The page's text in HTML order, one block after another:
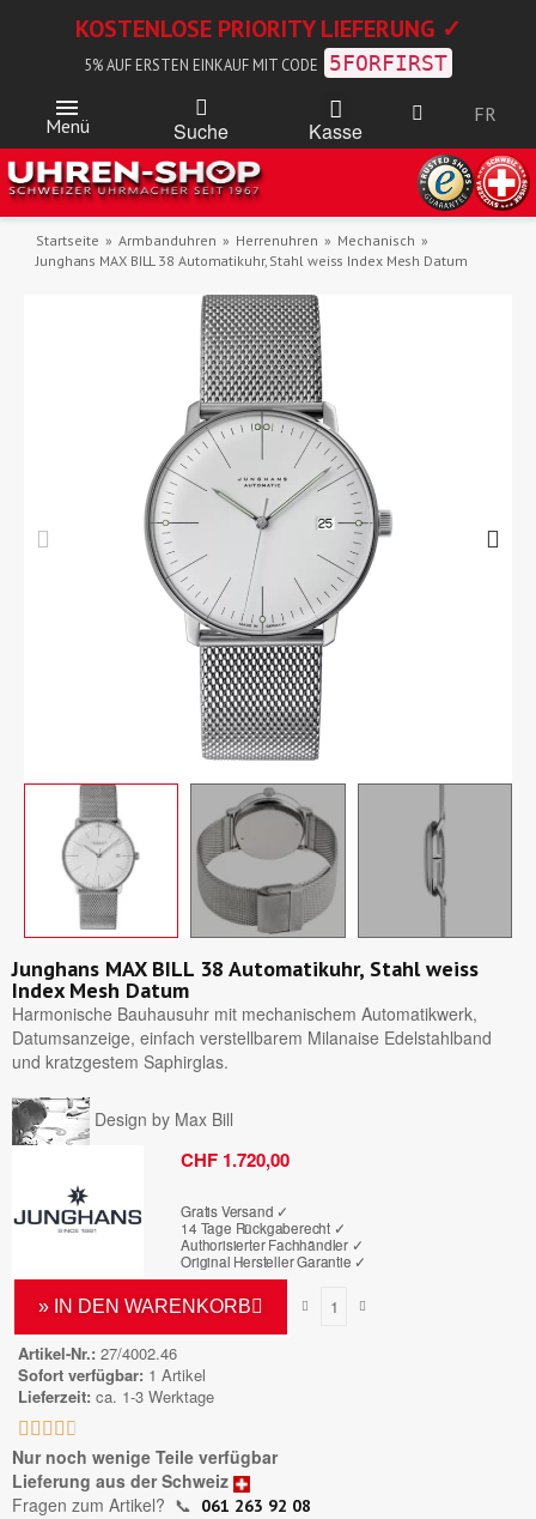
KOSTENLOSE PRIORITY LIEFERUNG ✓
5% AUF ERSTEN EINKAUF MIT CODE 5FORFIRST
Menü Suche Kasse
FR
Startseite Armbanduhren Herrenuhren
Mechanisch
Junghans MAX BILL 38 Automatikuhr, Stahl weiss Index Mesh Datum
Junghans MAX BILL 38 Automatikuhr, Stahl weiss
Index Mesh Datum
Harmonische Bauhausuhr mit mechanischem Automatikwerk,
Datumsanzeige, einfach verstellbarem Milanaise Edelstahlband
und kratzgestem Saphirglas.
Design by Max Bill
CHF 1.720,00
Gratis Versand ✓
14 Tage Rückgaberecht ✓
Authorisierter Fachhändler ✓
Original Hersteller Garantie ✓
» IN DEN WARENKORB
Artikel-Nr. 27/4002.46
Sofort verfügbar 1 Artikel
Lieferzeit ca. 1-3 Werktage
    
Nur noch wenige Teile verfügbar
Lieferung aus der Schweiz
Fragen zum Artikel? 📞 061 263 92 08